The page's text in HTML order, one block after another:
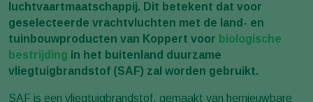
luchtvaartmaatschappij. Dit betekent dat voor
geselecteerde vrachtvluchten met de land- en
tuinbouwproducten van Koppert voor biologische
bestrijding in het buitenland duurzame
vliegtuigbrandstof (SAF) zal worden gebruikt.
SAF is een vliegtuigbrandstof, gemaakt van hernieuwbare